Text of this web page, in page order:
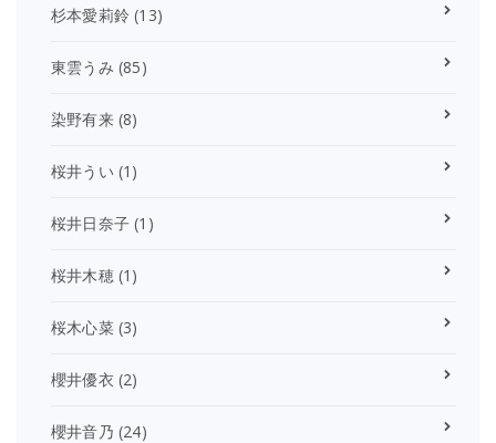
杉本愛莉鈴 (13)
東雲うみ (85)
染野有来(8)
桜井うい (1)
桜井日奈子 (1)
桜井木穂(1)
桜木心菜(3)
櫻井優衣 (2)
櫻井音乃 (24)